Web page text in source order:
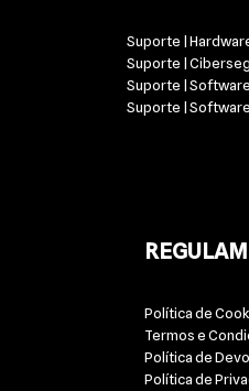
Suporte |
Suporte |
Suporte |
Suporte |
Política de
Termos e
Política de
Política de